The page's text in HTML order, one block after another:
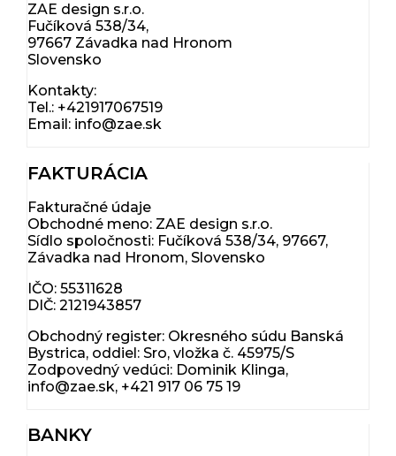
ZAE design s.r.o.
Fučíková 538/34,
97667 Závadka nad Hronom
Slovensko
Kontakty:
Tel.: +421917067519
Email: info@zae.sk
FAKTURÁCIA
Fakturačné údaje
Obchodné meno: ZAE design s.r.o.
Sídlo spoločnosti: Fučíková 538/34, 97667,
Závadka nad Hronom, Slovensko
IČO: 55311628
DIČ: 2121943857
Obchodný register: Okresného súdu Banská
Bystrica, oddiel: Sro, vložka č. 45975/S
Zodpovedný vedúci: Dominik Klinga,
info@zae.sk, +421 917 06 75 19
BANKY